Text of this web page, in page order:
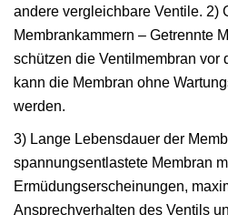
andere vergleichbare Ventile. 2)
Membrankammern – Getrennte
schützen die Ventilmembran vor
kann die Membran ohne
werden.
3) Lange Lebensdauer der
spannungsentlastete Membran
Ermüdungserscheinungen,
Ansprechverhalten des Ventils